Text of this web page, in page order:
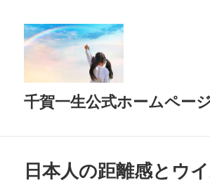
千賀一生公式ホームペー
日本人の距離感とウ